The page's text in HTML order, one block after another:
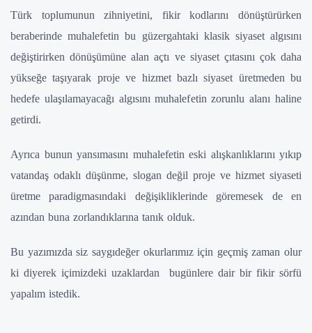
Türk toplumunun zihniyetini, fikir kodlarını dönüştürürken
beraberinde muhalefetin bu güzergahtaki klasik siyaset algısını
değiştirirken dönüşümüne alan açtı ve siyaset çıtasını çok daha
yükseğe taşıyarak proje ve hizmet bazlı siyaset üretmeden bu
hedefe ulaşılamayacağı algısını muhalefetin zorunlu alanı haline
getirdi.
Ayrıca bunun yansımasını muhalefetin eski alışkanlıklarını yıkıp
vatandaş odaklı düşünme, slogan değil proje ve hizmet siyaseti
üretme paradigmasındaki değişikliklerinde göremesek de en
azından buna zorlandıklarına tanık olduk.
Bu yazımızda siz saygıdeğer okurlarımız için geçmiş zaman olur
ki diyerek içimizdeki uzaklardan bugünlere dair bir fikir sörfü
yapalım istedik.